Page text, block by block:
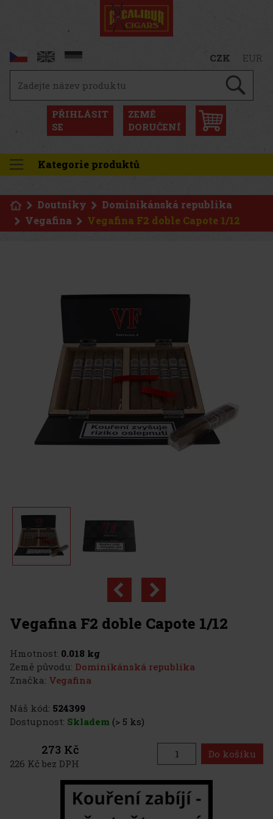
CZK EUR
PŘIHLÁSIT
SE
ZEMĚ
DORUČENÍ
Kategorie produktů
Doutníky
Dominikánská republika
Vegafina
Vegafina F2 doble Capote 1/12
Vegafina F2 doble Capote 1/12
Hmotnost: 0.018 kg
Země původu: Dominikánská republika
Značka: Vegafina
Náš kód: 524399
Dostupnost: Skladem (> 5 ks)
273 Kč
226 Kč bez DPH
Do košíku